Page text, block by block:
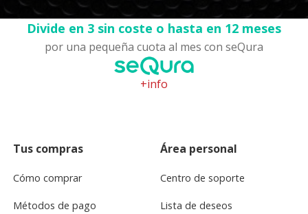
Divide en 3 sin coste o hasta en 12 meses
por una pequeña cuota al mes con seQura
+info
Tus compras
Cómo comprar
Métodos de pago
Área personal
Centro de soporte
Lista de deseos